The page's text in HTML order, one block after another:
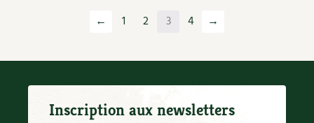
← 1 2 3 4 →
Inscription aux newsletters